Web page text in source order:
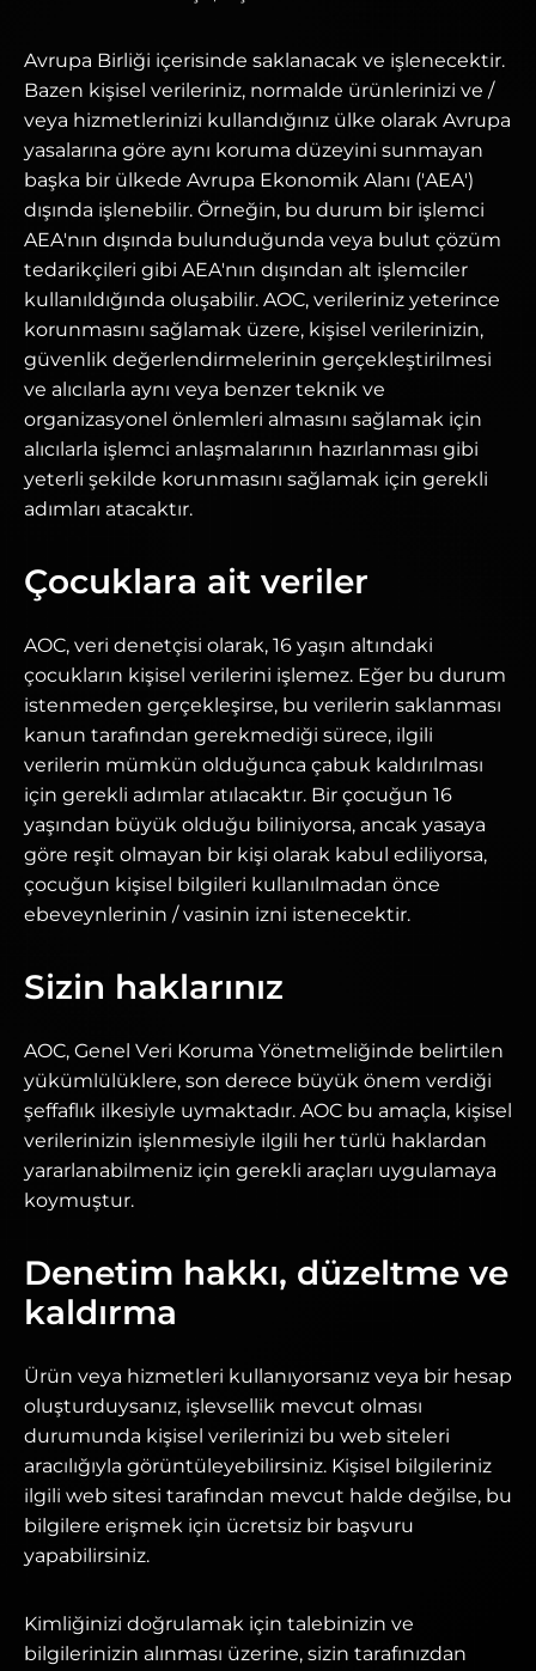
Avrupa Birliği içerisinde saklanacak ve işlenecektir.
Bazen kişisel verileriniz, normalde ürünlerinizi ve /
veya hizmetlerinizi kullandığınız ülke olarak Avrupa
yasalarına göre aynı koruma düzeyini sunmayan
başka bir ülkede Avrupa Ekonomik Alanı ('AEA')
dışında işlenebilir. Örneğin, bu durum bir işlemci
AEA'nın dışında bulunduğunda veya bulut çözüm
tedarikçileri gibi AEA'nın dışından alt işlemciler
kullanıldığında oluşabilir. AOC, verileriniz yeterince
korunmasını sağlamak üzere, kişisel verilerinizin,
güvenlik değerlendirmelerinin gerçekleştirilmesi
ve alıcılarla aynı veya benzer teknik ve
organizasyonel önlemleri almasını sağlamak için
alıcılarla işlemci anlaşmalarının hazırlanması gibi
yeterli şekilde korunmasını sağlamak için gerekli
adımları atacaktır.
Çocuklara ait veriler
AOC, veri denetçisi olarak, 16 yaşın altındaki
çocukların kişisel verilerini işlemez. Eğer bu durum
istenmeden gerçekleşirse, bu verilerin saklanması
kanun tarafından gerekmediği sürece, ilgili
verilerin mümkün olduğunca çabuk kaldırılması
için gerekli adımlar atılacaktır. Bir çocuğun 16
yaşından büyük olduğu biliniyorsa, ancak yasaya
göre reşit olmayan bir kişi olarak kabul ediliyorsa,
çocuğun kişisel bilgileri kullanılmadan önce
ebeveynlerinin / vasinin izni istenecektir.
Sizin haklarınız
AOC, Genel Veri Koruma Yönetmeliğinde belirtilen
yükümlülüklere, son derece büyük önem verdiği
şeffaflık ilkesiyle uymaktadır. AOC bu amaçla, kişisel
verilerinizin işlenmesiyle ilgili her türlü haklardan
yararlanabilmeniz için gerekli araçları uygulamaya
koymuştur.
Denetim hakkı, düzeltme ve
kaldırma
Ürün veya hizmetleri kullanıyorsanız veya bir hesap
oluşturduysanız, işlevsellik mevcut olması
durumunda kişisel verilerinizi bu web siteleri
aracılığıyla görüntüleyebilirsiniz. Kişisel bilgileriniz
ilgili web sitesi tarafından mevcut halde değilse, bu
bilgilere erişmek için ücretsiz bir başvuru
yapabilirsiniz.
Kimliğinizi doğrulamak için talebinizin ve
bilgilerinizin alınması üzerine, sizin tarafınızdan